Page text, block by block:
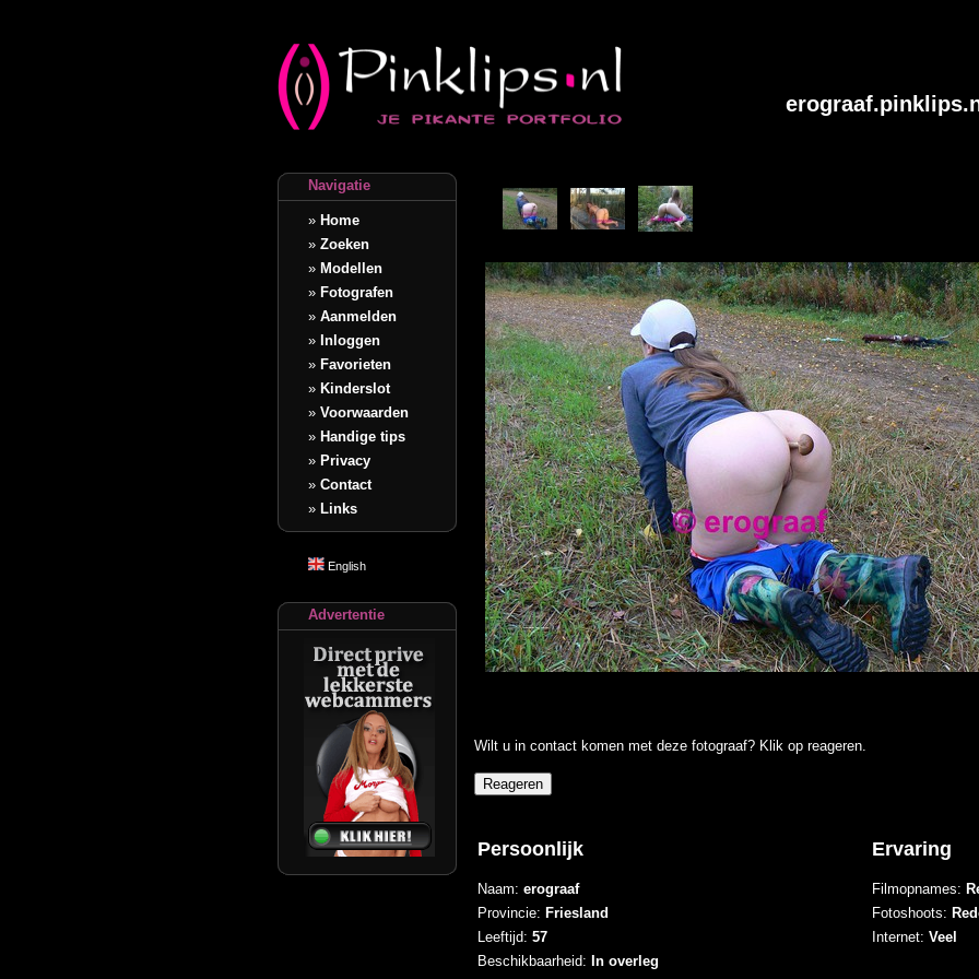
Navigatie
» Home
» Zoeken
» Modellen
» Fotografen
» Aanmelden
» Inloggen
» Favorieten
» Kinderslot
» Voorwaarden
» Handige tips
» Privacy
» Contact
» Links
English
Advertentie
Wilt u in contact komen met deze fotograaf? Klik op reageren.
Persoonlijk
Naam: erograaf
Provincie: Friesland
Leeftijd: 57
Beschikbaarheid: In overleg
Ervaring
Filmopnames:
Fotoshoots:
Internet: Veel